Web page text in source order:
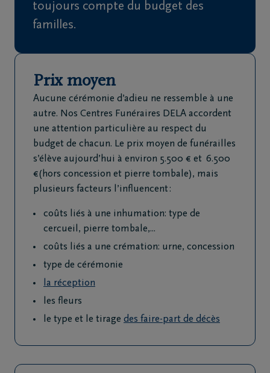
Avis
décès
Nos
centres
funéraires
Questions
fréquemment
posées
Assistance
en cas de
24h/24
+32
227
toujours compte du budget des
familles.
Prix moyen
Aucune cérémonie d’adieu ne ressemble à une
autre. Nos Centres Funéraires DELA accordent
une attention particulière au respect du
budget de chacun. Le prix moyen de funérailles
s’élève aujourd’hui à environ 5.500 € et 6.500
€(hors concession et pierre tombale), mais
plusieurs facteurs l’influencent :
coûts liés à une inhumation: type de
cercueil, pierre tombale,...
coûts liés a une crémation: urne, concession
type de cérémonie
la réception
les fleurs
le type et le tirage des faire-part de décès